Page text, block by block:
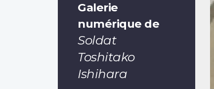
Galerie
numérique de
Soldat
Toshitako
Ishihara